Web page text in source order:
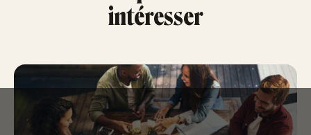
intéresser